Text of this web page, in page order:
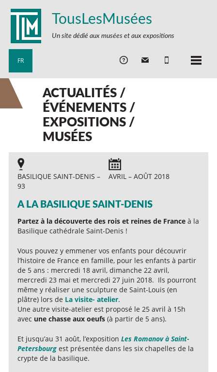
TousLesMusées
Un site dédié aux musées et aux expositions
FR
ACTUALITÉS /
ÉVÉNEMENTS /
EXPOSITIONS /
MUSÉES
BASILIQUE SAINT-DENIS –
93
AVRIL – AOÛT 2018
A LA BASILIQUE SAINT-DENIS
Partez à la découverte des rois et reines de France à la
Basilique cathédrale Saint-Denis !
Vous pouvez y emmener vos enfants pour découvrir
l’histoire de France en famille, pour les enfants à partir
de 5 ans : mercredi 18 avril, dimanche 22 avril,
mercredi 23 mai et mercredi 27 juin 2018. Ils pourront
même y réaliser une sculpture de Saint-Louis (en
plâtre) lors de La visite- atelier.
Une autre visite-atelier est proposé le 25 avril à 15h
avec une chasse aux oeufs (à partir de 5 ans).
Et jusqu’au 31 août, l’exposition Les Romanov à Saint-
Petersbourg est présentée dans les six chapelles de la
crypte de la basilique.